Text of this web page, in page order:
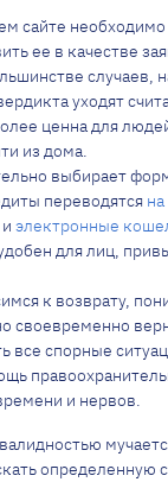
сайте необходимо
ее в качестве
случаев,
уходят
ценна для
из дома.
выбирает
переводятся
и электронные
для лиц,
к возврату,
своевременно
все спорные
и нервов.
определенную